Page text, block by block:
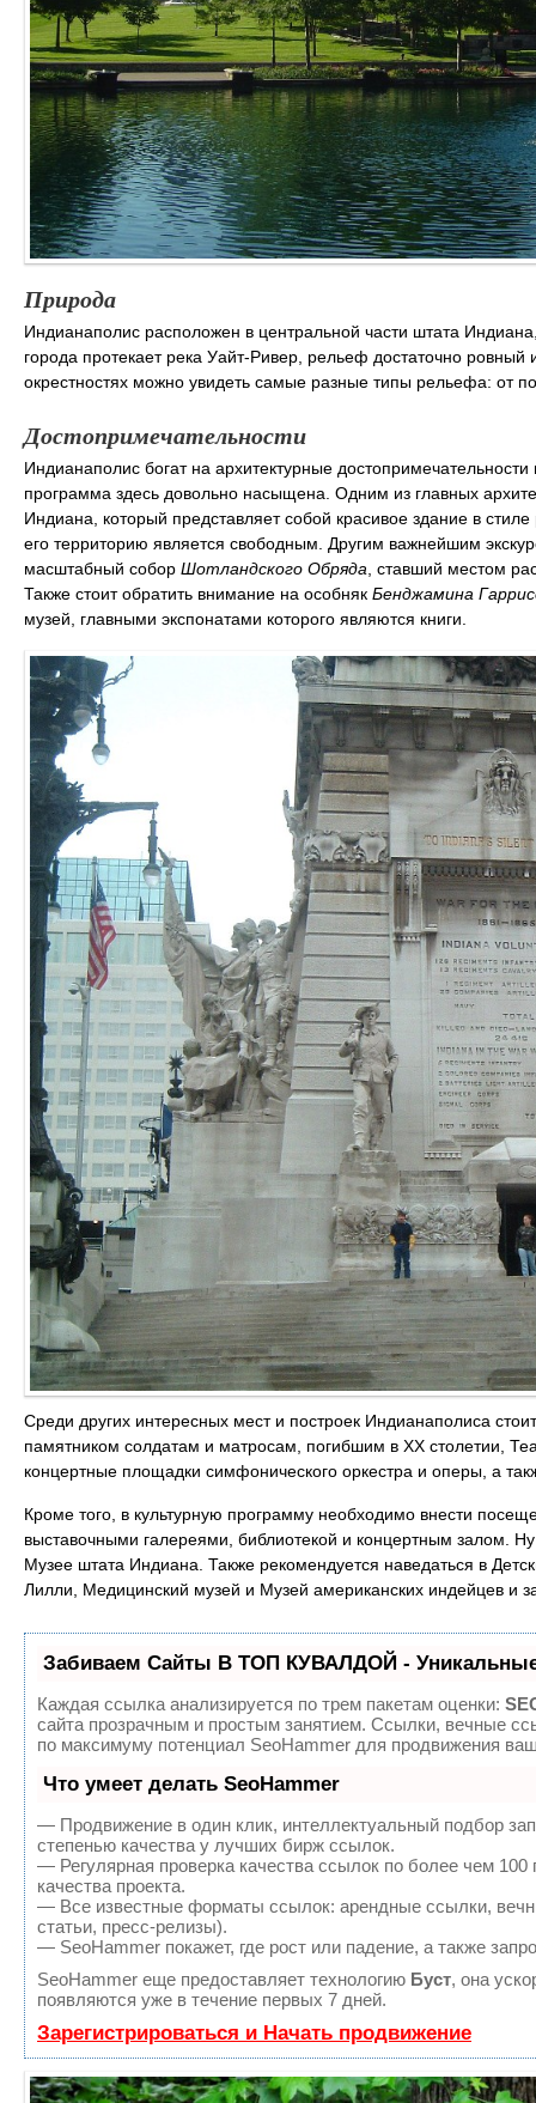
Природа
Индианаполис расположен в центральной части штата
города протекает река Уайт-Ривер, рельеф достаточно ровный
окрестностях можно увидеть самые разные типы рельефа: от
Достопримечательности
Индианаполис богат на архитектурные
программа здесь довольно насыщена. Одним из главных
Индиана, который представляет собой красивое здание в
его территорию является свободным. Другим важнейшим
масштабный собор Шотландского Обряда, ставший местом
Также стоит обратить внимание на особняк Бенджамина
музей, главными экспонатами которого являются книги.
Среди других интересных мест и построек Индианаполиса
памятником солдатам и матросам, погибшим в XX столетии,
концертные площадки симфонического оркестра и оперы, а
Кроме того, в культурную программу необходимо внести
выставочными галереями, библиотекой и концертным залом.
Музее штата Индиана. Также рекомендуется наведаться в
Лилли, Медицинский музей и Музей американских индейцев и
Забиваем Сайты В ТОП КУВАЛДОЙ - Уникальные
Каждая ссылка анализируется по трем пакетам оценки:
сайта прозрачным и простым занятием. Ссылки, вечные
по максимуму потенциал SeoHammer для продвижения
Что умеет делать SeoHammer
— Продвижение в один клик, интеллектуальный подбор
степенью качества у лучших бирж ссылок.
— Регулярная проверка качества ссылок по более чем
качества проекта.
— Все известные форматы ссылок: арендные ссылки,
статьи, пресс-релизы).
— SeoHammer покажет, где рост или падение, а также
SeoHammer еще предоставляет технологию Буст, она
появляются уже в течение первых 7 дней.
Зарегистрироваться и Начать продвижение